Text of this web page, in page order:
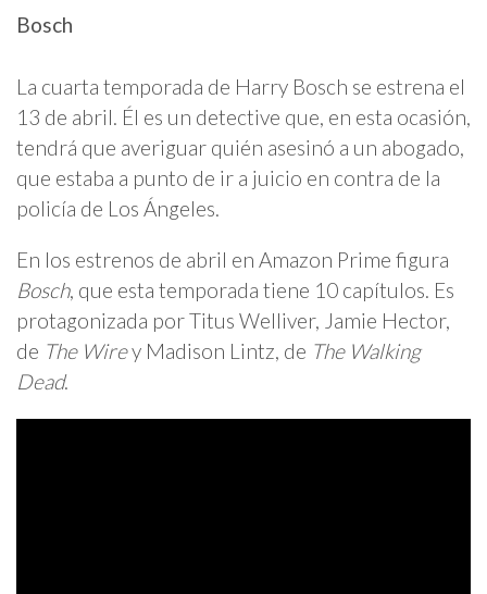
Bosch
La cuarta temporada de Harry Bosch se estrena el
13 de abril. Él es un detective que, en esta ocasión,
tendrá que averiguar quién asesinó a un abogado,
que estaba a punto de ir a juicio en contra de la
policía de Los Ángeles.
En los estrenos de abril en Amazon Prime figura
Bosch, que esta temporada tiene 10 capítulos. Es
protagonizada por Titus Welliver, Jamie Hector,
de The Wirey Madison Lintz, de The Walking
Dead.